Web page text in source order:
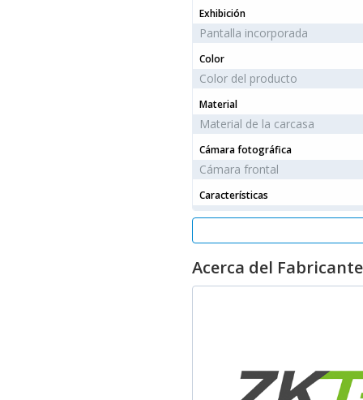
Exhibición
Pantalla incorporada
Color
Color del producto
Material
Material de la carcasa
Cámara fotográfica
Cámara frontal
Características
Tipo
Acerca del Fabricante